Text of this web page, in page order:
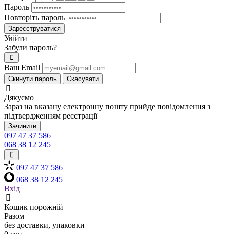
Пароль
Повторіть пароль
Зареєструватися
Увійти
Забули пароль?
Ваш Email
Скинути пароль Скасувати
Дякуємо
Зараз на вказану електронну пошту прийде повідомлення з
підтвердженням реєстрації
Зачинити
097 47 37 586
068 38 12 245
097 47 37 586
068 38 12 245
Вхід
Кошик порожній
Разом
без доставки, упаковки